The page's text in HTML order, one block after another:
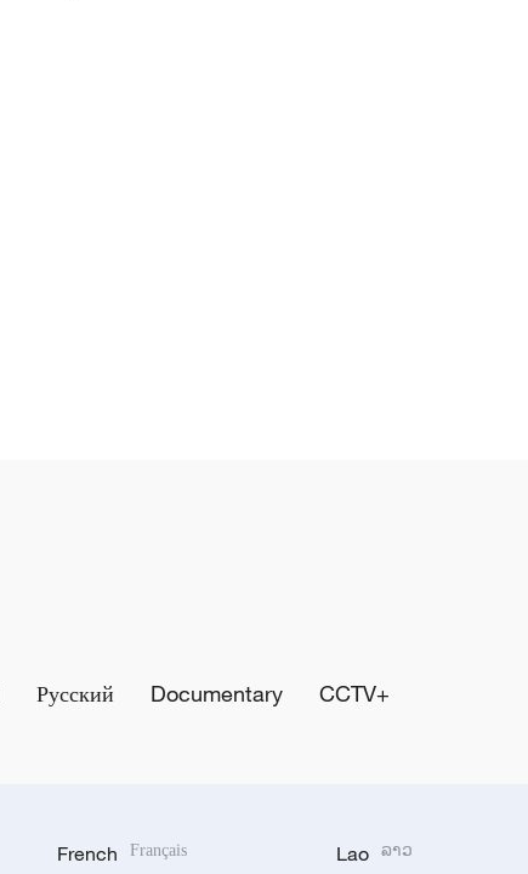
Русский Documentary CCTV+
French Français Lao ລາວ